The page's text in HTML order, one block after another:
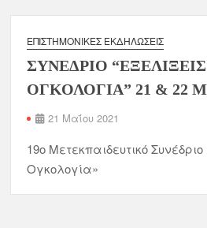
ΕΠΙΣΤΗΜΟΝΙΚΈΣ ΕΚΔΗΛΏΣΕΙΣ
ΣΥΝΕΔΡΙΟ
ΟΓΚΟΛΟΓΙΑ” 21 & 22
21 Μαΐου 2021
19o Μετεκπαιδευτικό Συνέδριο
Ογκολογία»